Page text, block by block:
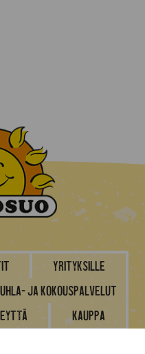
Yrityksille
ja kokouspalvelut
Kauppa